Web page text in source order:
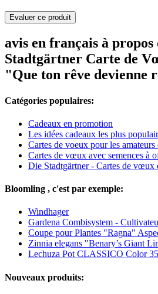
Evaluer ce produit
avis en français à
Stadtgärtner Carte de
"Que ton rêve devienne
Catégories populaires:
Cadeaux en promotion
Les idées cadeaux les plus
Cartes de voeux pour les amateurs
Cartes de vœux avec semences à
Die Stadtgärtner - Cartes de vœux
Bloomling , c'est par exemple:
Windhager
Gardena Combisystem -
Coupe pour Plantes "Ragna"
Zinnia elegans "Benary’s Giant
Lechuza Pot CLASSICO Color 35
Nouveaux produits: